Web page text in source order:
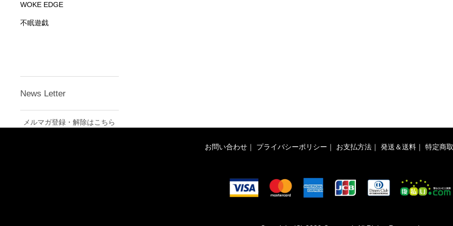
WOKE EDGE
不眠遊戯
News Letter
メルマガ登録・解除はこちら
お問い合わせ ｜ プライバシーポリシー ｜ お支払方法 ｜ 発送＆送料 ｜ 特定商